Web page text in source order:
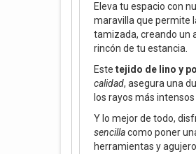
Eleva tu espacio con
maravilla que permite
tamizada, creando un
rincón de tu estancia.
Este tejido de lino y
calidad, asegura una
los rayos más intensos
Y lo mejor de todo,
sencillacomo poner
herramientas y